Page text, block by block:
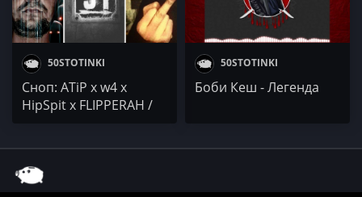
50STOTINKI
Сноп: ATiP x w4 x
HipSpit x FLIPPERAH /
50STOTINKI
Боби Кеш - Легенда